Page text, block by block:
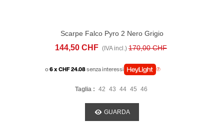
Scarpe Falco Pyro 2 Nero Grigio
144,50 CHF (IVA incl.) 170,00 CHF
o6 x CHF 24.08senza interessi
Taglia : 42 43 44 45 46
GUARDA